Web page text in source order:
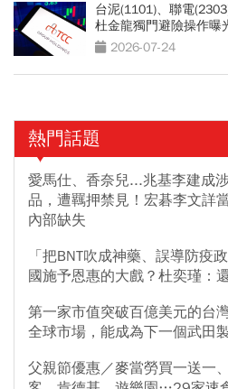
台泥(1101)、聯電
杜金龍獨門避險操作曝
2026-07-24
熱門話題
愛馬仕、香奈兒...兆基李建成
品，遭羈押禁見！宏碁李文詳
內部缺失
「把BNT吹成神藥、誤導防疫
國施予恩惠的大戲？杜奕瑾：
第一家市值突破百億美元的台
全球市場，能成為下一個武田
父親節優惠／麥當勞買一送一